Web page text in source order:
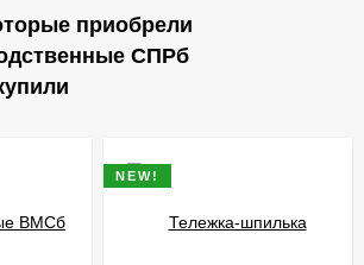
приобрели
СПРб
NEW!